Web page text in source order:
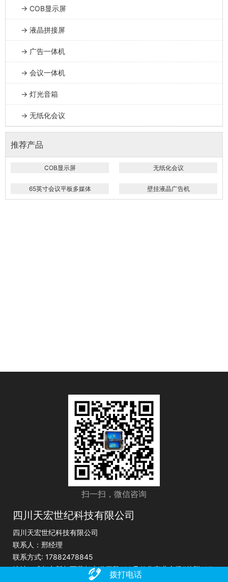
→ COB显示屏
→ 液晶拼接屏
→ 广告一体机
→ 会议一体机
→ 灯光音箱
→ 无纸化会议
推荐产品
COB显示屏 无纸化会议
65英寸会议平板多媒体 壁挂液晶广告机
扫一扫，微信咨询
四川天宏世纪科技有限公司
四川天宏世纪科技有限公司
联系人：邢经理
联系方式: 17882478845
地址：成都市新都区蓉都大道四段199号传化商业广场7栋附107
拨打电话